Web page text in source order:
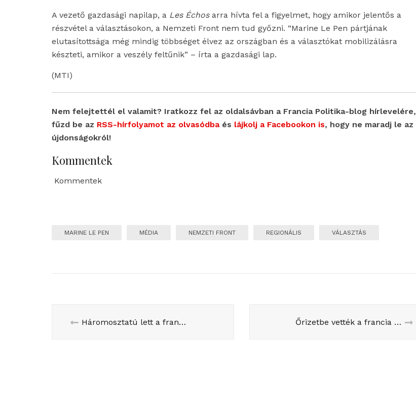
A vezető gazdasági napilap, a Les Échosarra hívta fel a figyelmet, hogy amikor jelentős a
részvétel a választásokon, a Nemzeti Front nem tud győzni. “Marine Le Pen pártjának
elutasítottsága még mindig többséget élvez az országban és a választókat mobilizálásra
készteti, amikor a veszély feltűnik” – írta a gazdasági lap.
(MTI)
Nem felejtettél el valamit? Iratkozz fel az oldalsávban a Francia Politika-blog hírlevelére,
fűzd be az RSS-hírfolyamot az olvasódbaés lájkolj a Facebookon is, hogy ne maradj le az
újdonságokról!
Kommentek
Kommentek
MARINE LE PEN MÉDIA NEMZETI FRONT REGIONÁLIS VÁLASZTÁS
Háromosztatú lett a francia politikai rendszer Őrizetbe vették a francia külügyminiszer fiát egy csalási ügy miatt